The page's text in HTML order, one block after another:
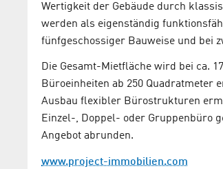
Wertigkeit der Gebäude durch
werden als eigenständig
fünfgeschossiger Bauweise und bei
Die Gesamt-Mietfläche wird bei ca.
Büroeinheiten ab 250 Quadratmeter
Ausbau flexibler Bürostrukturen
Einzel-, Doppel- oder Gruppenbüro
Angebot abrunden.
www.project-immobilien.com